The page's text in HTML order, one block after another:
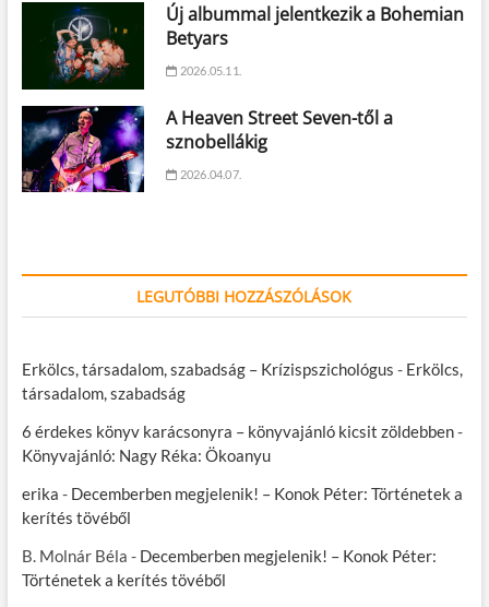
Új albummal jelentkezik a Bohemian
Betyars
2026.05.11.
A Heaven Street Seven-től a
sznobellákig
2026.04.07.
LEGUTÓBBI HOZZÁSZÓLÁSOK
Erkölcs, társadalom, szabadság – Krízispszichológus - Erkölcs,
társadalom, szabadság
6 érdekes könyv karácsonyra – könyvajánló kicsit zöldebben-
Könyvajánló: Nagy Réka: Ökoanyu
erika - Decemberben megjelenik! – Konok Péter: Történetek a
kerítés tövéből
B. Molnár Béla - Decemberben megjelenik! – Konok Péter:
Történetek a kerítés tövéből